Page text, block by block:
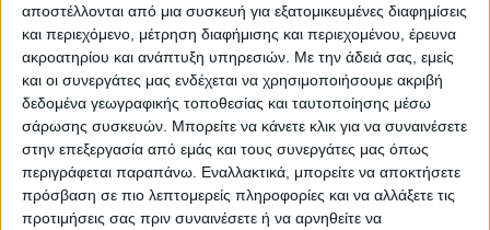
αποστέλλονται από μια συσκευή για εξατομικευμένες διαφημίσεις
και περιεχόμενο, μέτρηση διαφήμισης και περιεχομένου, έρευνα
ακροατηρίου και ανάπτυξη υπηρεσιών. Με την άδειά σας, εμείς
και οι συνεργάτες μας ενδέχεται να χρησιμοποιήσουμε ακριβή
δεδομένα γεωγραφικής τοποθεσίας και ταυτοποίησης μέσω
σάρωσης συσκευών. Μπορείτε να κάνετε κλικ για να συναινέσετε
στην επεξεργασία από εμάς και τους συνεργάτες μας όπως
περιγράφεται παραπάνω. Εναλλακτικά, μπορείτε να αποκτήσετε
πρόσβαση σε πιο λεπτομερείς πληροφορίες και να αλλάξετε τις
προτιμήσεις σας πριν συναινέσετε ή να αρνηθείτε να
ΝΕΟΣ ΑΓΩΝ
https://neosagon.gr
Η Αρχαιότερη Καθημερινή Πρωινή Εφημερίδα της Καρδίτσας